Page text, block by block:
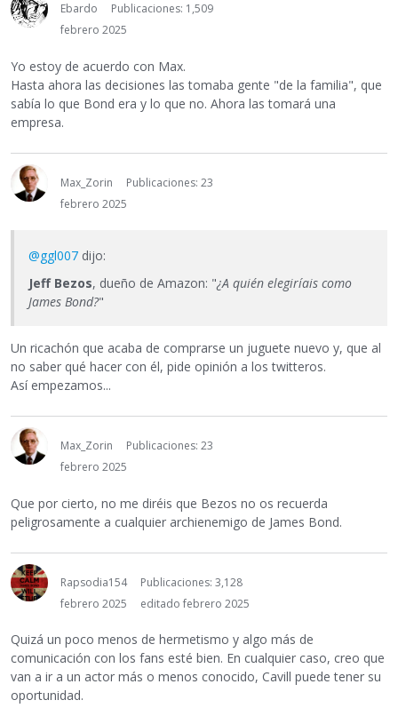
Ebardo
Publicaciones: 1,509
febrero 2025
Yo estoy de acuerdo con Max.
Hasta ahora las decisiones las tomaba gente "de la familia", que
sabía lo que Bond era y lo que no. Ahora las tomará una
empresa.
Max_Zorin
Publicaciones: 23
febrero 2025
@ggl007 dijo:
Jeff Bezos, dueño de Amazon: "¿A quién elegiríais como
James Bond?"
Un ricachón que acaba de comprarse un juguete nuevo y, que al
no saber qué hacer con él, pide opinión a los twitteros.
Así empezamos...
Max_Zorin
Publicaciones: 23
febrero 2025
Que por cierto, no me diréis que Bezos no os recuerda
peligrosamente a cualquier archienemigo de James Bond.
Rapsodia154
Publicaciones: 3,128
febrero 2025
editado febrero 2025
Quizá un poco menos de hermetismo y algo más de
comunicación con los fans esté bien. En cualquier caso, creo que
van a ir a un actor más o menos conocido, Cavill puede tener su
oportunidad.